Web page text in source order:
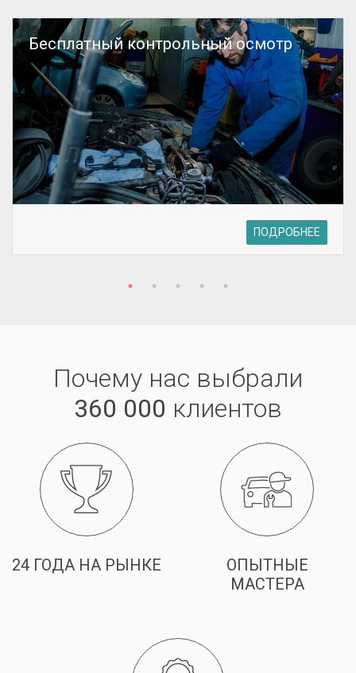
Бесплатный контрольный осмотр
ПОДРОБНЕЕ
Почему нас выбрали
360 000 клиентов
24 ГОДА НА РЫНКЕ
ОПЫТНЫЕ
МАСТЕРА